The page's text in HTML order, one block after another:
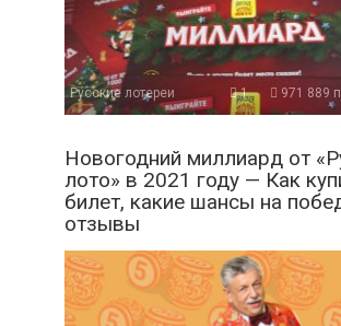
Русские лотереи 1 971 889
Новогодний миллиард от
лото» в 2021 году — Как
билет, какие шансы на
отзывы